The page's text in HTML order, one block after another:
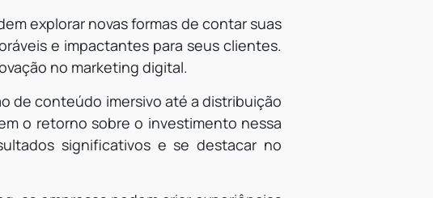
explorar novas formas de contar suas
e impactantes para seus clientes.
no marketing digital.
de conteúdo imersivo até a distribuição
o retorno sobre o investimento nessa
significativos e se destacar no